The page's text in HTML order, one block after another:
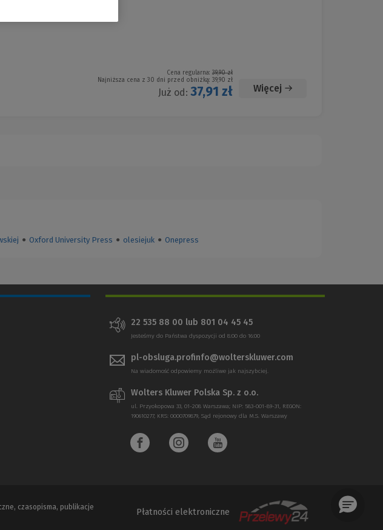
Cena regularna: 39,90 zł
Najniższa cena z 30 dni przed obniżką: 39,90 zł
Już od: 37,91 zł Więcej
● Oxford University Press ● olesiejuk ● Onepress
22 535 88 00 lub 801 04 45 45
Jesteśmy do Państwa dyspozycji od 8:00 do 16:00
pl-obsluga.profinfo@wolterskluwer.com
Na wiadomość odpowiemy możliwe jak najszybciej.
Wolters Kluwer Polska Sp. z o.o.
ul. Przyokopowa 33, 01-208 Warszawa; NIP: 583-001-89-31, REGON:
190610277, KRS: 0000709879, Sąd rejonowy dla M.S. Warszawy
czasopisma, publikacje
Płatności elektroniczne
(Nowe
(Link